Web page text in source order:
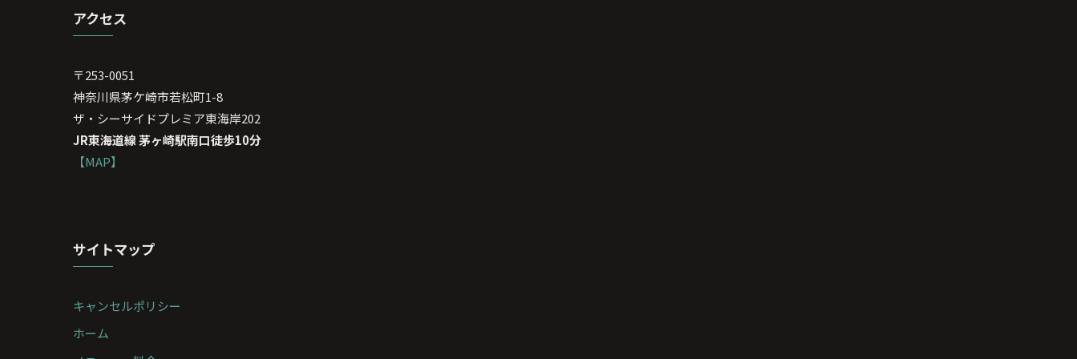
アクセス
〒253-0051
神奈川県茅ケ崎市若松町1-8
ザ・シーサイドプレミア東海岸202
JR東海道線 茅ヶ崎駅南口徒歩10分
【MAP】
サイトマップ
キャンセルポリシー
ホーム